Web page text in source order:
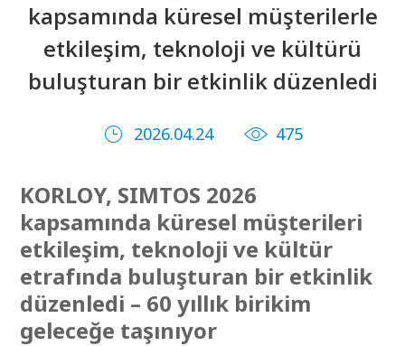
kapsamında küresel müşterilerle
etkileşim, teknoloji ve kültürü
buluşturan bir etkinlik düzenledi
2026.04.24 475
KORLOY, SIMTOS 2026
kapsamında küresel müşterileri
etkileşim, teknoloji ve kültür
etrafında buluşturan bir etkinlik
düzenledi – 60 yıllık birikim
geleceğe taşınıyor